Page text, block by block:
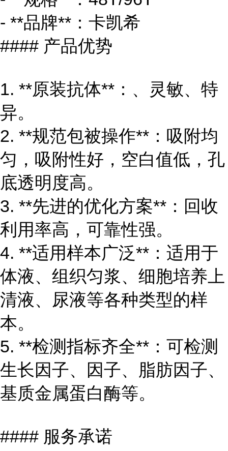
- **品牌**：卡凯希
#### 产品优势
1. **原装抗体**：、灵敏、特
异。
2. **规范包被操作**：吸附均
匀，吸附性好，空白值低，孔
底透明度高。
3. **先进的优化方案**：回收
利用率高，可靠性强。
4. **适用样本广泛**：适用于
体液、组织匀浆、细胞培养上
清液、尿液等各种类型的样
本。
5. **检测指标齐全**：可检测
生长因子、因子、脂肪因子、
基质金属蛋白酶等。
#### 服务承诺